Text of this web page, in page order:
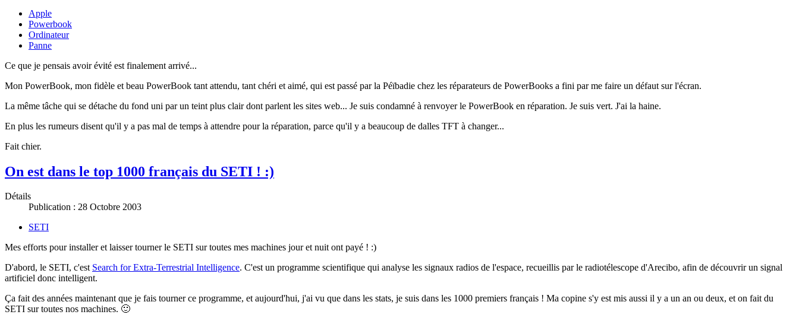
Apple
Powerbook
Ordinateur
Panne
Ce que je pensais avoir évité est finalement arrivé...
Mon PowerBook, mon fidèle et beau PowerBook tant attendu, tant chéri et aimé, qui est passé par la Péïbadie chez les réparateurs de PowerBooks a fini par me faire un défaut sur l'écran.
La même tâche qui se détache du fond uni par un teint plus clair dont parlent les sites web... Je suis condamné à renvoyer le PowerBook en réparation. Je suis vert. J'ai la haine.
En plus les rumeurs disent qu'il y a pas mal de temps à attendre pour la réparation, parce qu'il y a beaucoup de dalles TFT à changer...
Fait chier.
On est dans le top 1000 français du SETI ! :)
Détails
Publication : 28 Octobre 2003
SETI
Mes efforts pour installer et laisser tourner le SETI sur toutes mes machines jour et nuit ont payé ! :)
D'abord, le SETI, c'est Search for Extra-Terrestrial Intelligence. C'est un programme scientifique qui analyse les signaux radios de l'espace, recueillis par le radiotélescope d'Arecibo, afin de découvrir un signal
artificiel donc intelligent.
Ça fait des années maintenant que je fais tourner ce programme, et aujourd'hui, j'ai vu que dans les stats, je suis dans les 1000 premiers français ! Ma copine s'y est mis aussi il y a un an ou deux, et on fait du
SETI sur toutes nos machines. 🙂